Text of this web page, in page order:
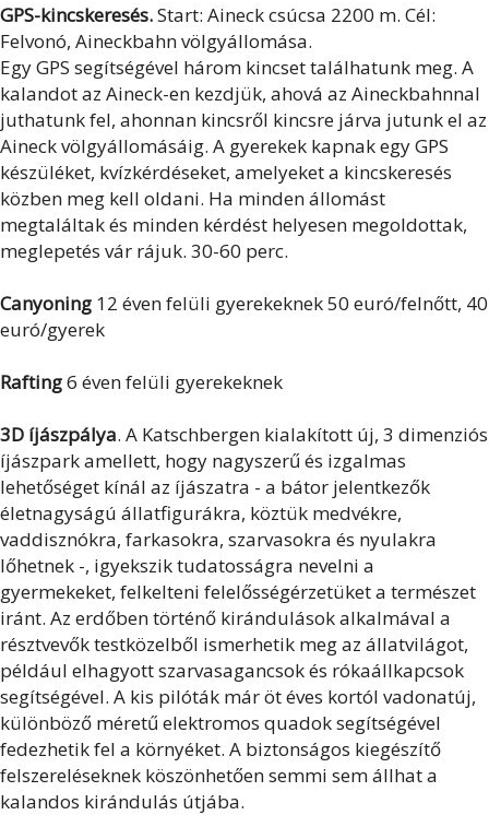
GPS-kincskeresés.Start: Aineck csúcsa 2200 m. Cél:
Felvonó, Aineckbahn völgyállomása.
Egy GPS segítségével három kincset találhatunk meg. A
kalandot az Aineck-en kezdjük, ahová az Aineckbahnnal
juthatunk fel, ahonnan kincsről kincsre járva jutunk el az
Aineck völgyállomásáig. A gyerekek kapnak egy GPS
készüléket, kvízkérdéseket, amelyeket a kincskeresés
közben meg kell oldani. Ha minden állomást
megtaláltak és minden kérdést helyesen megoldottak,
meglepetés vár rájuk. 30-60 perc.
Canyoning 12 éven felüli gyerekeknek 50 euró/felnőtt, 40
euró/gyerek
Rafting6 éven felüli gyerekeknek
3D íjászpálya. A Katschbergen kialakított új, 3 dimenziós
íjászpark amellett, hogy nagyszerű és izgalmas
lehetőséget kínál az íjászatra - a bátor jelentkezők
életnagyságú állatfigurákra, köztük medvékre,
vaddisznókra, farkasokra, szarvasokra és nyulakra
lőhetnek -, igyekszik tudatosságra nevelni a
gyermekeket, felkelteni felelősségérzetüket a természet
iránt. Az erdőben történő kirándulások alkalmával a
résztvevők testközelből ismerhetik meg az állatvilágot,
például elhagyott szarvasagancsok és rókaállkapcsok
segítségével. A kis pilóták már öt éves kortól vadonatúj,
különböző méretű elektromos quadok segítségével
fedezhetik fel a környéket. A biztonságos kiegészítő
felszereléseknek köszönhetően semmi sem állhat a
kalandos kirándulás útjába.